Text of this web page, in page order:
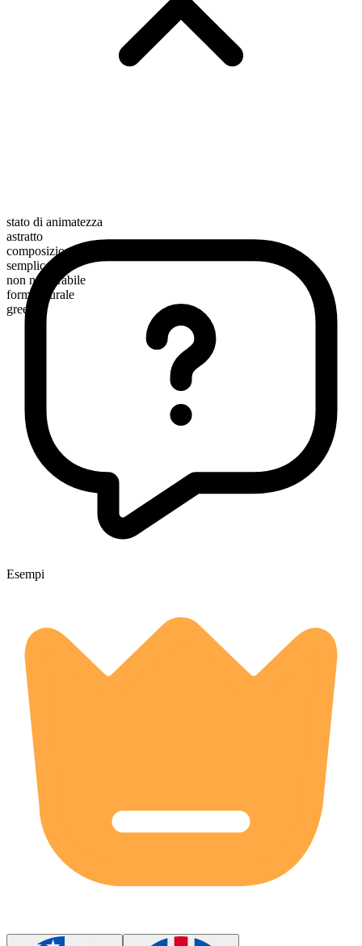
stato di animatezza
astratto
composizione morfologica
semplice
non numerabile
forma plurale
greeds
Esempi